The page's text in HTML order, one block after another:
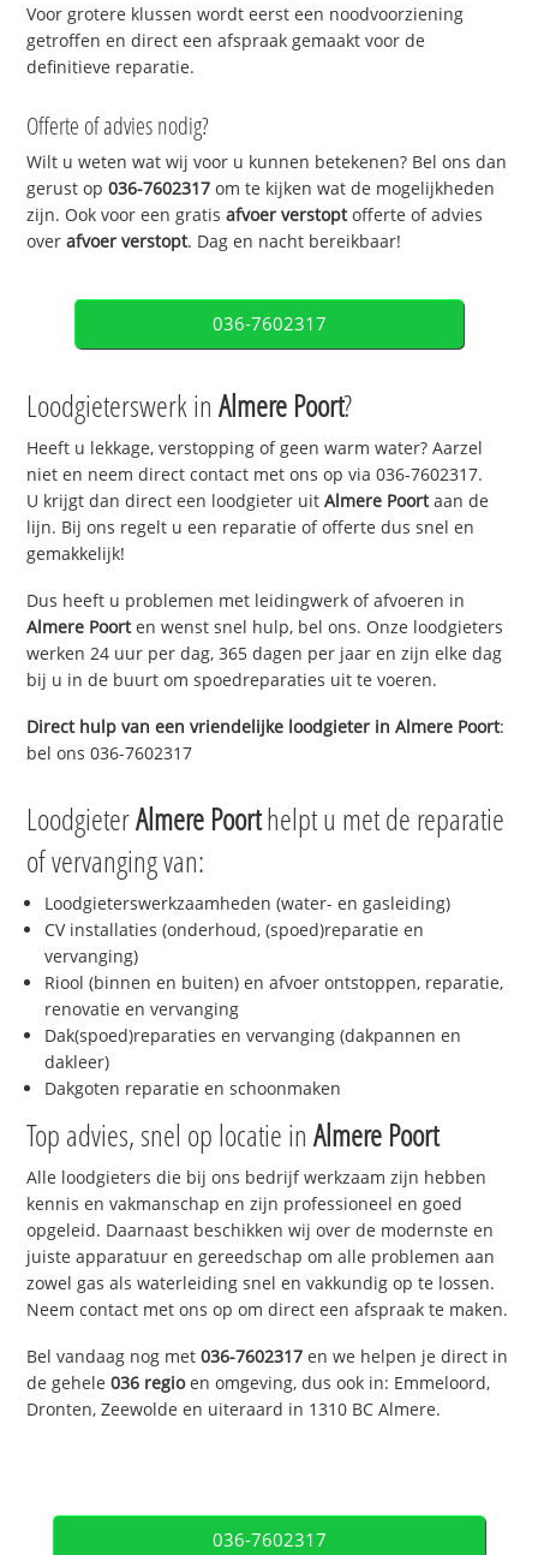
Voor grotere klussen wordt eerst een noodvoorziening
getroffen en direct een afspraak gemaakt voor de
definitieve reparatie.
Offerte of advies nodig?
Wilt u weten wat wij voor u kunnen betekenen? Bel ons dan
gerust op036-7602317 om te kijken wat de mogelijkheden
zijn. Ook voor een gratisafvoer verstoptofferte of advies
overafvoer verstopt. Dag en nacht bereikbaar!
036-7602317
Loodgieterswerk inAlmere Poort?
Heeft u lekkage, verstopping of geen warm water? Aarzel
niet en neem direct contact met ons op via 036-7602317.
U krijgt dan direct een loodgieter uitAlmere Poortaan de
lijn. Bij ons regelt u een reparatie of offerte dus snel en
gemakkelijk!
Dus heeft u problemen met leidingwerk of afvoeren in
Almere Poorten wenst snel hulp, bel ons. Onze loodgieters
werken 24 uur per dag, 365 dagen per jaar en zijn elke dag
bij u in de buurt om spoedreparaties uit te voeren.
Direct hulp van een vriendelijke loodgieter inAlmere Poort:
bel ons 036-7602317
LoodgieterAlmere Poorthelpt u met de reparatie
of vervanging van:
Loodgieterswerkzaamheden (water- en gasleiding)
CV installaties (onderhoud, (spoed)reparatie en
vervanging)
Riool (binnen en buiten) en afvoer ontstoppen, reparatie,
renovatie en vervanging
Dak(spoed)reparaties en vervanging (dakpannen en
dakleer)
Dakgoten reparatie en schoonmaken
Top advies, snel op locatie inAlmere Poort
Alle loodgieters die bij ons bedrijf werkzaam zijn hebben
kennis en vakmanschap en zijn professioneel en goed
opgeleid. Daarnaast beschikken wij over de modernste en
juiste apparatuur en gereedschap om alle problemen aan
zowel gas als waterleiding snel en vakkundig op te lossen.
Neem contact met ons op om direct een afspraak te maken.
Bel vandaag nog met036-7602317 en we helpen je direct in
de gehele036 regioen omgeving, dus ook in: Emmeloord,
Dronten, Zeewolde en uiteraard in 1310 BC Almere.
036-7602317